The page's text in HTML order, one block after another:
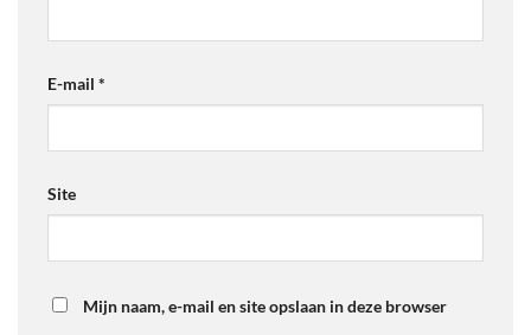
E-mail *
Site
Mijn naam, e-mail en site opslaan in deze browser